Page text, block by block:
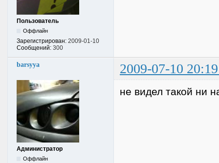
Пользователь
Оффлайн
Зарегистрирован: 2009-01-10
Сообщений: 300
barsyya 2009-07-10
Администратор
Оффлайн
не видел такой ни